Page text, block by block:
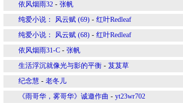
依风烟雨32 - 张帆
纯爱小说： 风云赋 (69) - 红叶Redleaf
纯爱小说： 风云赋 (68) - 红叶Redleaf
依风烟雨31-C - 张帆
生活浮沉就像光与影的平衡 - 芨芨草
纪念慧 - 老冬儿
《雨哥华，雾哥华》诚邀作曲 - yt23wr702